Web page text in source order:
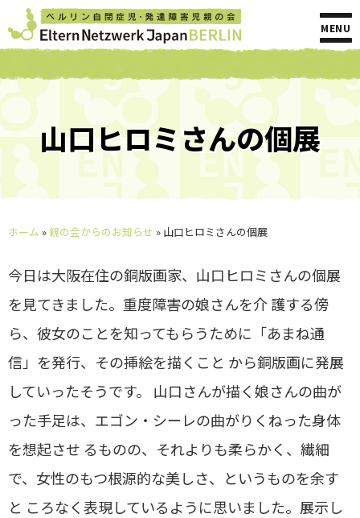
MENU
山口ヒロミさんの個展
ホーム »親の会からのお知らせ » 山口ヒロミさんの個展
今日は大阪在住の銅版画家、山口ヒロミさんの個展
を見てきました。重度障害の娘さんを介 護する傍
ら、彼女のことを知ってもらうために「あまね通
信」を発行、その挿絵を描くこと から銅版画に発展
していったそうです。 山口さんが描く娘さんの曲が
った手足は、エゴン・シーレの曲がりくねった身体
を想起させ るものの、それよりも柔らかく、繊細
で、女性のもつ根源的な美しさ、というものを余す
と ころなく表現しているように思いました。展示し